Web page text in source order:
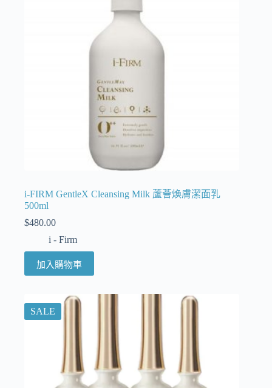
i-FIRM GentleX Cleansing Milk 蘆薈煥膚潔面乳
500ml
$480.00
i - Firm
加入購物車
SALE